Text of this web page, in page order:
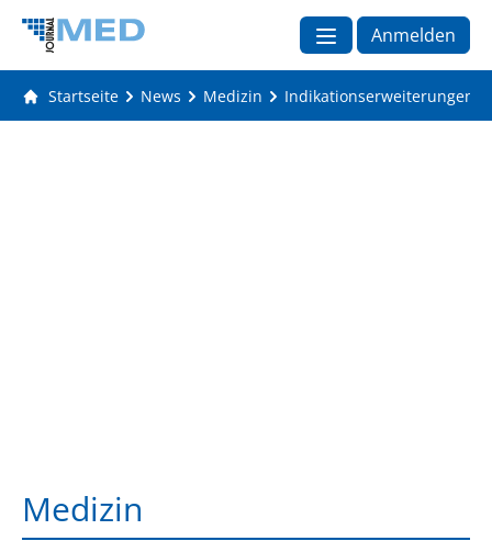
Anmelden
Startseite News Medizin Indikationserweiterungen
Medizin